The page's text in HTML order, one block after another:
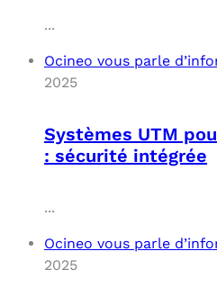
...
Ocineo vous parle
2025
Systèmes UTM
: sécurité intégrée
...
Ocineo vous parle
2025